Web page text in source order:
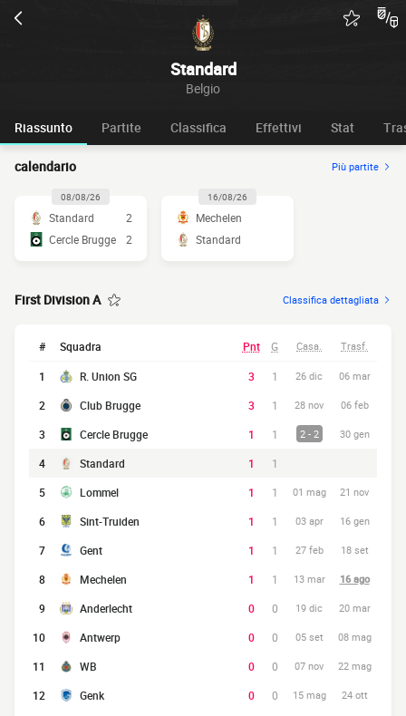
Standard
Belgio
Riassunto Partite Classifica Effettivi Stat
calendario Più partite
08/08/26
Standard
2
Cercle Brugge
2
16/08/26
Mechelen
Standard
First Division A Classifica dettagliata
# Squadra Pnt G Casa. Trasf.
1 R. Union SG 3 1 26 dic 06 mar
2 Club Brugge 3 1 28 nov 06 feb
3 Cercle Brugge 1 1 2 - 2 30 gen
4 Standard 1
1
5
Lommel 1 1 01 mag 21 nov
6 Sint-Truiden 1 1 03 apr 16 gen
7 Gent 1 1 27 feb 18 set
8 Mechelen 1 1 13 mar 16 ago
9 Anderlecht 0 0 19 dic 20 mar
10 Antwerp 0 0 05 set 08 mag
11 WB 0 0 07 nov 22 mag
12 Genk 0 0 15 mag 24 ott